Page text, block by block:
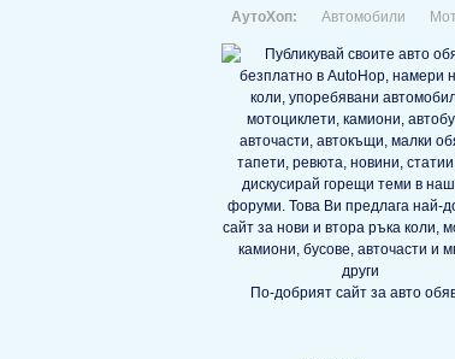
АутоХоп: Автомобили
По-добрият сайт за авто